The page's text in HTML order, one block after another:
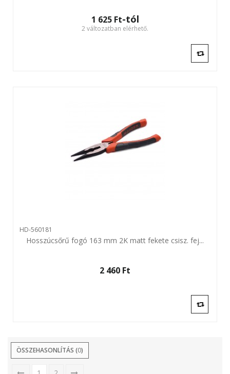
1 625 Ft‎-tól
2 változatban elérhető.
HD-560181
Hosszúcsőrű fogó 163 mm 2K matt fekete csisz. fej...
2 460 Ft‎
ÖSSZEHASONLÍTÁS (0)